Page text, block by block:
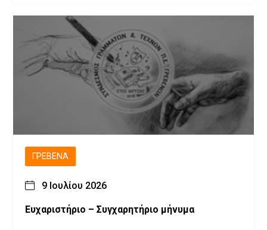
ΓΡΕΒΕΝΆ
9 Ιουλίου 2026
Ευχαριστήριο – Συγχαρητήριο μήνυμα